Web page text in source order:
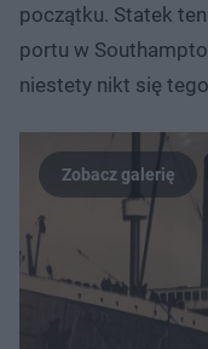
początku. Statek
portu w
niestety nikt się